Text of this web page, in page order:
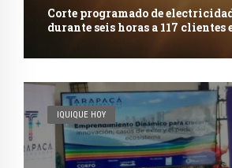
Corte programado de
durante seis horas a 117 clientes
IQUIQUE HOY